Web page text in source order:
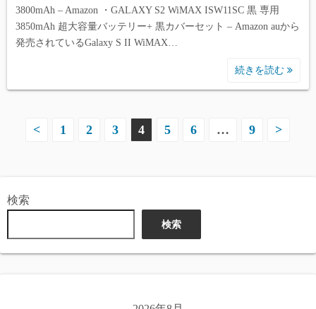
3800mAh – Amazon ・GALAXY S2 WiMAX ISW11SC 黒 専用
3850mAh 超大容量バッテリー+ 黒カバーセット – Amazon auから
発売されているGalaxy S II WiMAX…
続きを読む
ペ
ー
< 1 2 3 4 5 6 … 9 >
検索
検索